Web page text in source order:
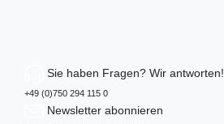
Sie haben Fragen? Wir antworten!
+49 (0)750 294 115 0
Newsletter abonnieren